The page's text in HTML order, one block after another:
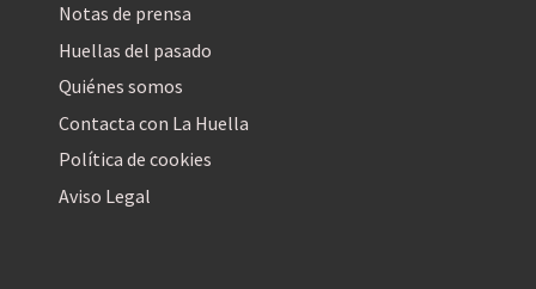
Notas de prensa
Huellas del pasado
Quiénes somos
Contacta con La Huella
Política de cookies
Aviso Legal